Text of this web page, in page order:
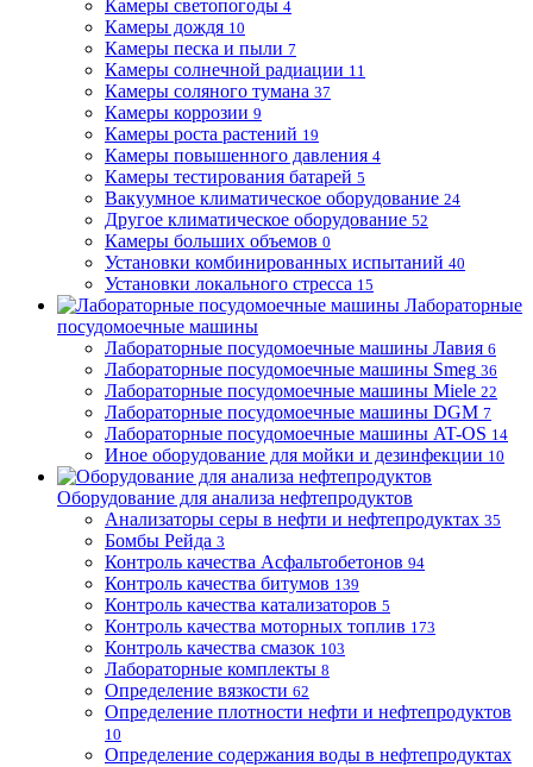
Камеры светопогоды 4
Камеры дождя 10
Камеры песка и пыли 7
Камеры солнечной радиации 11
Камеры соляного тумана 37
Камеры коррозии 9
Камеры роста растений 19
Камеры повышенного давления 4
Камеры тестирования батарей 5
Вакуумное климатическое оборудование 24
Другое климатическое оборудование 52
Камеры больших объемов 0
Установки комбинированных испытаний 40
Установки локального стресса 15
Лабораторные
посудомоечные машины
Лабораторные посудомоечные машины Лавия 6
Лабораторные посудомоечные машины Smeg 36
Лабораторные посудомоечные машины Miele 22
Лабораторные посудомоечные машины DGM 7
Лабораторные посудомоечные машины AT-OS 14
Иное оборудование для мойки и дезинфекции 10
Оборудование для анализа нефтепродуктов
Анализаторы серы в нефти и нефтепродуктах 35
Бомбы Рейда 3
Контроль качества Асфальтобетонов 94
Контроль качества битумов 139
Контроль качества катализаторов 5
Контроль качества моторных топлив 173
Контроль качества смазок 103
Лабораторные комплекты 8
Определение вязкости 62
Определение плотности нефти и нефтепродуктов
10
Определение содержания воды в нефтепродуктах